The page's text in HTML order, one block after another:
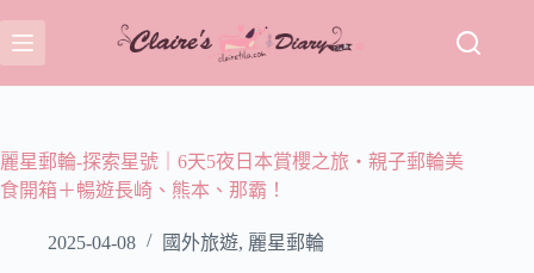
至
主
容
麗星郵輪-探索星號｜6天5夜日本賞櫻之旅・親子郵輪美
食開箱＋暢遊長崎、熊本、那霸！
2025-04-08 國外旅遊, 麗星郵輪